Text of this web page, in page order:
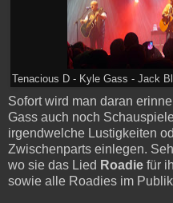
Tenacious D - Kyle Gass - Jack
Sofort wird man daran
Gass auch noch
irgendwelche Lustigkeiten
Zwischenparts einlegen.
wo sie das Lied Roadie für
sowie alle Roadies im